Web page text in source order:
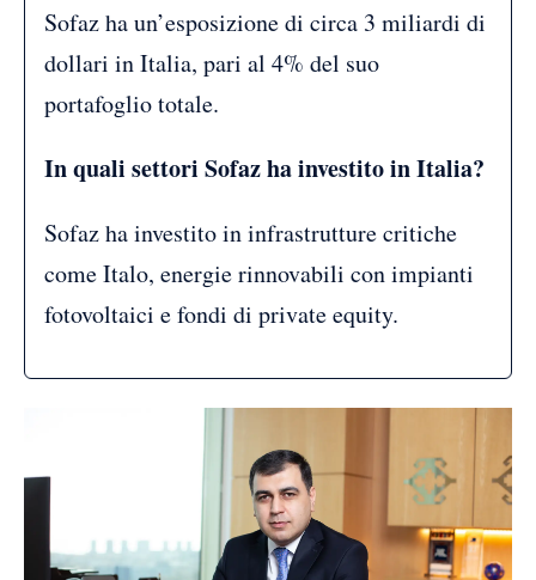
Sofaz ha un’esposizione di circa 3 miliardi di
dollari in Italia, pari al 4% del suo
portafoglio totale.
In quali settori Sofaz ha investito in Italia?
Sofaz ha investito in infrastrutture critiche
come Italo, energie rinnovabili con impianti
fotovoltaici e fondi di private equity.